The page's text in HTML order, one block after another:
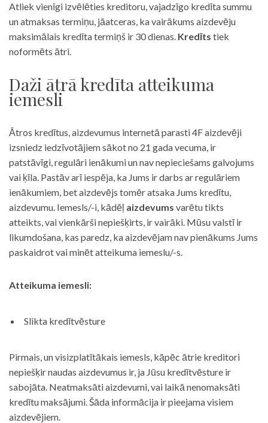
Atliek vienīgi izvēlēties kreditoru, vajadzīgo kredīta summu
un atmaksas termiņu, jāatceras, ka vairākums aizdevēju
maksimālais kredīta termiņš ir 30 dienas. Kredīts tiek
noformēts ātri.
Daži ātrā kredīta atteikuma
iemesli
Ātros kredītus, aizdevumus internetā parasti 4F aizdevēji
izsniedz iedzīvotājiem sākot no 21 gada vecuma, ir
patstāvīgi, regulāri ienākumi un nav nepieciešams galvojums
vai ķīla. Pastāv arī iespēja, ka Jums ir darbs ar regulāriem
ienākumiem, bet aizdevējs tomēr atsaka Jums kredītu,
aizdevumu. Iemesls/-i, kādēļ aizdevums varētu tikts
atteikts, vai vienkārši nepiešķirts, ir vairāki. Mūsu valstī ir
likumdošana, kas paredz, ka aizdevējam nav pienākums Jums
paskaidrot vai minēt atteikuma iemeslu/-s.
Atteikuma iemesli:
Slikta kredītvēsture
Pirmais, un visizplatītākais iemesls, kāpēc ātrie kreditori
nepiešķir naudas aizdevumus ir, ja Jūsu kredītvēsture ir
sabojāta. Neatmaksāti aizdevumi, vai laikā nenomaksāti
kredītu maksājumi. Šāda informācija ir pieejama visiem
aizdevējiem.